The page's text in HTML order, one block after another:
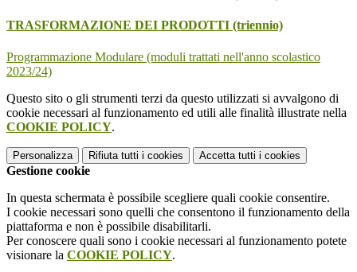
TRASFORMAZIONE DEI PRODOTTI (triennio)
Programmazione Modulare (moduli trattati nell'anno scolastico
2023/24)
Questo sito o gli strumenti terzi da questo utilizzati si avvalgono di
cookie necessari al funzionamento ed utili alle finalità illustrate nella
COOKIE POLICY.
Personalizza Rifiuta tutti i cookies Accetta tutti i cookies
Gestione cookie
In questa schermata è possibile scegliere quali cookie consentire.
I cookie necessari sono quelli che consentono il funzionamento della
piattaforma e non è possibile disabilitarli.
Per conoscere quali sono i cookie necessari al funzionamento potete
visionare la COOKIE POLICY.